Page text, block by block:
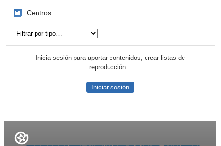
Centros
Inicia sesión para aportar contenidos, crear listas de
reproducción...
Iniciar sesión